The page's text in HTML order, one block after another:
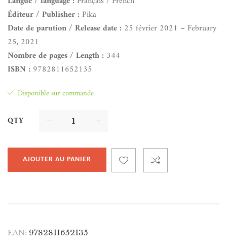
Éditeur / Publisher : Pika
Date de parution / Release date : 25 février 2021 – February
25, 2021
Nombre de pages / Length : 344
ISBN : 9782811652135
Disponible sur commande
QTY
AJOUTER AU PANIER
EAN: 9782811652135